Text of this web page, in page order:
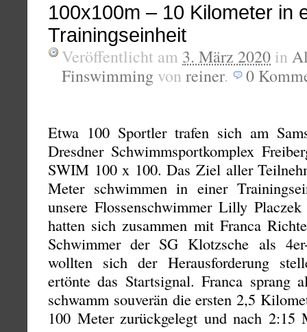
100x100m – 10 Kilometer in
Trainingseinheit
Veröffentlicht am 3. März 2020 in
Finswimming von reiner. 0
Etwa 100 Sportler trafen sich am
Dresdner Schwimmsportkomplex
SWIM 100 x 100. Das Ziel aller
Meter schwimmen in einer
unsere Flossenschwimmer Lilly
hatten sich zusammen mit Franca
Schwimmer der SG Klotzsche als
wollten sich der Herausforderung
ertönte das Startsignal. Franca sprang
schwamm souverän die ersten 2,5
100 Meter zurückgelegt und nach 2:15